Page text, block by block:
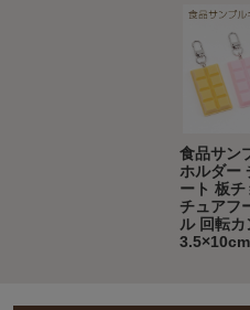
食品サン
ホルダー
ート 板チ
チュアフ
ル 回転
3.5×10cm